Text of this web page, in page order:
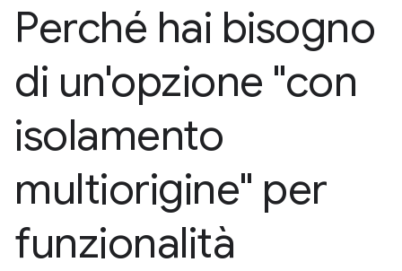
Perché hai bisogno
di un'opzione "con
isolamento
multiorigine" per
funzionalità